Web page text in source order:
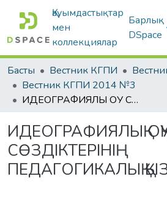
Қауымдастықтар
мен
коллекциялар
Барлық
DSpace
Басты Вестник КГПИ
Вестник КГПИ 2014 №3
ИДЕОГРАФИЯЛЫҚ ОҚУ СӨЗДІКТЕРІНІҢ ПЕДАГОГИКАЛЫҚ ҚЫЗМЕТІ
ИДЕОГРАФИЯЛЫҚ
СӨЗДІКТЕРІНІҢ
ПЕДАГОГИКАЛЫҚ